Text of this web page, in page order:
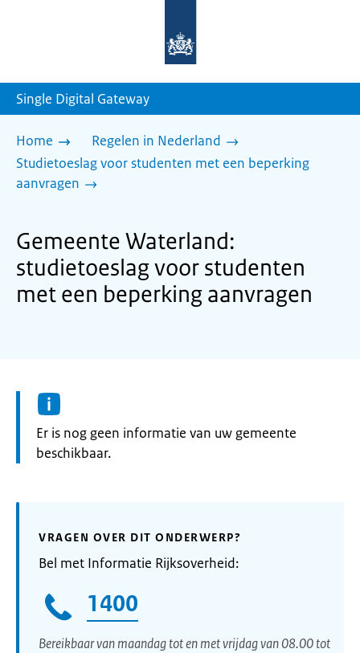
homepage
Single Digital Gateway
Home
Regelen in Nederland
Studietoeslag voor studenten met een beperking
aanvragen
Gemeente Waterland:
studietoeslag voor studenten
met een beperking aanvragen
Informatie:
Er is nog geen informatie van uw gemeente
beschikbaar.
VRAGEN OVER DIT ONDERWERP?
Bel met Informatie Rijksoverheid:
1400
Bereikbaar van maandag tot en met vrijdag van 08.00 tot